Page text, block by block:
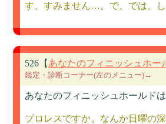
す、すみません…。で、では、
526【 あなたのフィニッシュホー
鑑定・診断コーナー(左のメニュー)→
あなたのフィニッシュホールド
プロレスですか。なんか日曜の